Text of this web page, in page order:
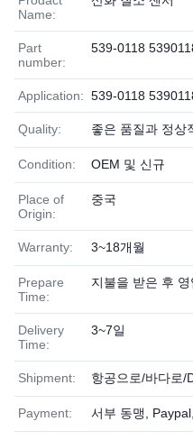
Name:
Part
number:
539-0118
Application: 539-0118
Quality: 좋은 품질과 정상
Condition: OEM 및 신규
Place of
Origin:
중국
Warranty: 3~18개월
Prepare
Time:
지불을 받은 후
Delivery
Time:
3~7일
Shipment: 항공으로/바다로/
Payment: 서부 동맹,